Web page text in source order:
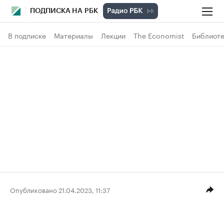
ПОДПИСКА НА РБК
В подписке Материалы Лекции The Economist
Опубликовано 21.04.2023, 11:37